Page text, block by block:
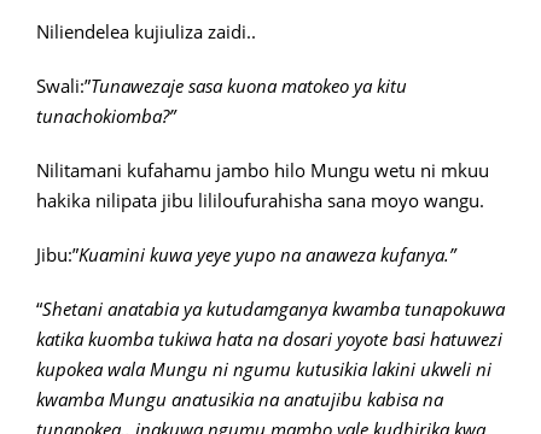
Niliendelea kujiuliza zaidi..
Swali:”Tunawezaje sasa kuona matokeo ya kitu
tunachokiomba?”
Nilitamani kufahamu jambo hilo Mungu wetu ni mkuu
hakika nilipata jibu lililoufurahisha sana moyo wangu.
Jibu:”Kuamini kuwa yeye yupo na anaweza kufanya.”
“Shetani anatabia ya kutudamganya kwamba tunapokuwa
katika kuomba tukiwa hata na dosari yoyote basi hatuwezi
kupokea wala Mungu ni ngumu kutusikia lakini ukweli ni
kwamba Mungu anatusikia na anatujibu kabisa na